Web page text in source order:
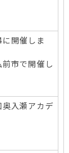
開催しま
市で開催し
奥入瀬アカデ